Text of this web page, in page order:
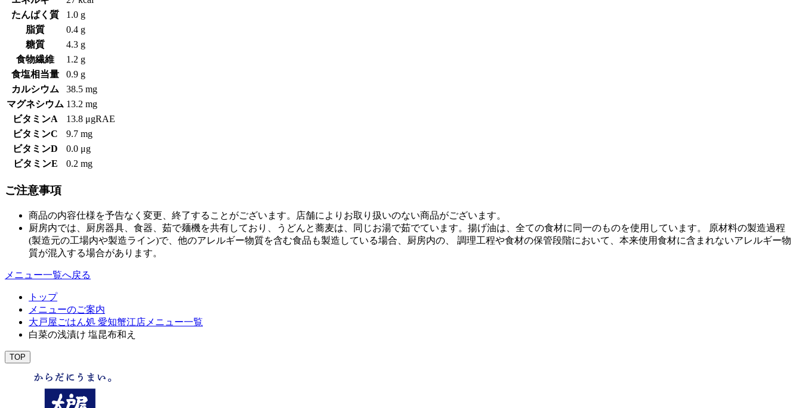
たんぱく質
1.0 g
脂質
0.4 g
糖質
4.3 g
食物繊維
1.2 g
食塩相当量
0.9 g
カルシウム
38.5 mg
マグネシウム 13.2 mg
ビタミンA
13.8 μgRAE
ビタミンC
9.7 mg
ビタミンD
0.0 μg
ビタミンE
0.2 mg
ご注意事項
商品の内容仕様を予告なく変更、終了することがございます。店舗によりお取り扱いのない商品がございます。
厨房内では、厨房器具、食器、茹で麺機を共有しており、うどんと蕎麦は、同じお湯で茹でています。揚げ油は、全ての食材に同一のものを使用しています。 原材料の製造過程
(製造元の工場内や製造ライン)で、他のアレルギー物質を含む食品も製造している場合、厨房内の、 調理工程や食材の保管段階において、本来使用食材に含まれないアレルギー物
質が混入する場合があります。
メニュー一覧へ戻る
トップ
メニューのご案内
大戸屋ごはん処 愛知蟹江店メニュー一覧
白菜の浅漬け 塩昆布和え
TOP